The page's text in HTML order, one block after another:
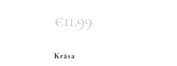
€11.99
Krāsa